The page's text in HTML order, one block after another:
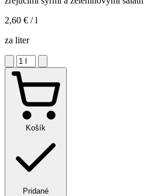
2,60 € / l
za liter
Košík
Pridané